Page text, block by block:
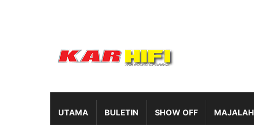
UTAMA BULETIN SHOW OFF MAJALAH